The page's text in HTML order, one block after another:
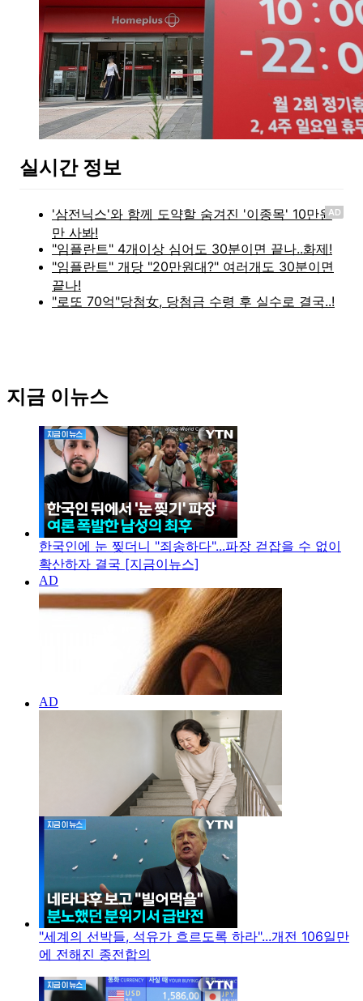
실시간 정보
AD
지금 이뉴스
한국인에 눈 찢더니 "죄송하다"...파장 걷잡을 수 없이
확산하자 결국 [지금이뉴스]
"세계의 선박들, 석유가 흐르도록 하라"...개전 106일만
에 전해진 종전합의